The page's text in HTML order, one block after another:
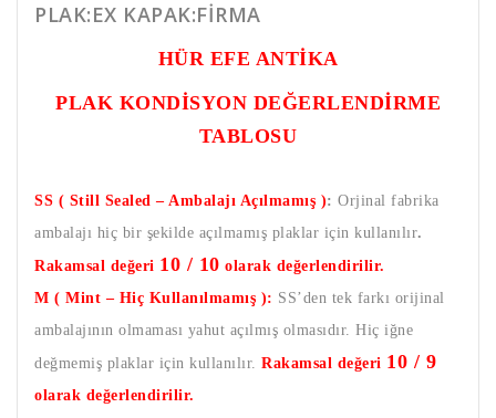
PLAK:EX KAPAK:FİRMA
HÜR EFE ANTİKA
PLAK KONDİSYON DEĞERLENDİRME
TABLOSU
SS ( Still Sealed – Ambalajı Açılmamış ): Orjinal fabrika
ambalajı hiç bir şekilde açılmamış plaklar için kullanılır.
Rakamsal değeri 10 / 10 olarak değerlendirilir.
M ( Mint – Hiç Kullanılmamış ): SS’den tek farkı orijinal
ambalajının olmaması yahut açılmış olmasıdır. Hiç iğne
değmemiş plaklar için kullanılır. Rakamsal değeri 10 / 9
olarak değerlendirilir.